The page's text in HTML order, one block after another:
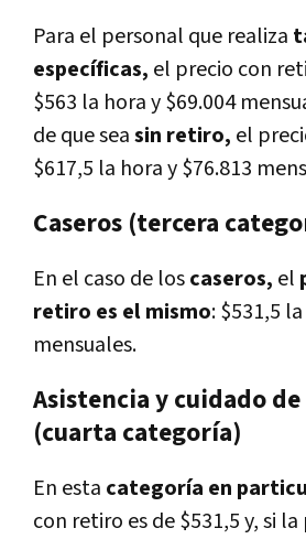
Para el personal que realiza
específicas, el precio con
$563 la hora y $69.004
de que seasin retiro, el
$617,5 la hora y $76.813
Caseros (tercera
En el caso de loscaseros, el
retiro es el mismo: $531,5
mensuales.
Asistencia y cuidado
(cuarta categoría)
En esta categoría en
con retiro es de $531,5 y, si